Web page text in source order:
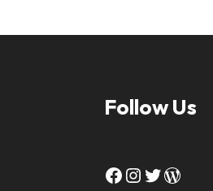
Follow Us
Facebook Instagram Twitter WordPress